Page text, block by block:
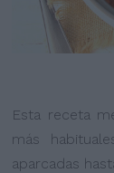
Esta receta
más
aparcadas